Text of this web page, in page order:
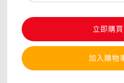
立即購買
加入購物